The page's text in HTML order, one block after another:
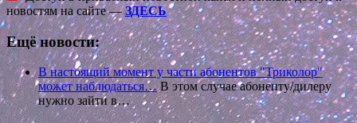
новостям на сайте —ЗДЕСЬ
Ещё новости:
В настоящий момент у части абонентов "Триколор"
может наблюдаться…В этом случае абоненту/дилеру
нужно зайти в…